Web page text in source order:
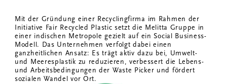
Mit der Gründung einer Recyclingfirma im Rahmen der
Initiative Fair Recycled Plastic setzt die Melitta Gruppe in
einer indischen Metropole gezielt auf ein Social Business-
Modell. Das Unternehmen verfolgt dabei einen
ganzheitlichen Ansatz: Es trägt aktiv dazu bei, Umwelt-
und Meeresplastik zu reduzieren, verbessert die Lebens-
und Arbeitsbedingungen der Waste Picker und fördert
sozialen Wandel vor Ort.